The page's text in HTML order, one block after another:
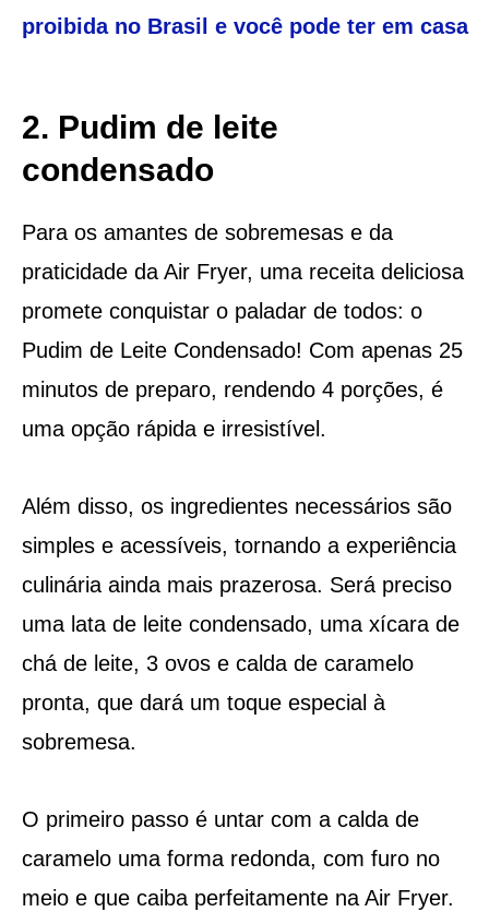
proibida no Brasil e você pode ter em casa
2. Pudim de leite
condensado
Para os amantes de sobremesas e da
praticidade da Air Fryer, uma receita deliciosa
promete conquistar o paladar de todos: o
Pudim de Leite Condensado! Com apenas 25
minutos de preparo, rendendo 4 porções, é
uma opção rápida e irresistível.
Além disso, os ingredientes necessários são
simples e acessíveis, tornando a experiência
culinária ainda mais prazerosa. Será preciso
uma lata de leite condensado, uma xícara de
chá de leite, 3 ovos e calda de caramelo
pronta, que dará um toque especial à
sobremesa.
O primeiro passo é untar com a calda de
caramelo uma forma redonda, com furo no
meio e que caiba perfeitamente na Air Fryer.